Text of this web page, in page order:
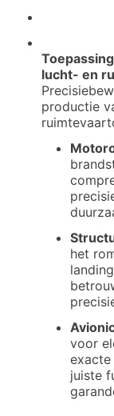
lucht- en
productie
het
voor
juiste